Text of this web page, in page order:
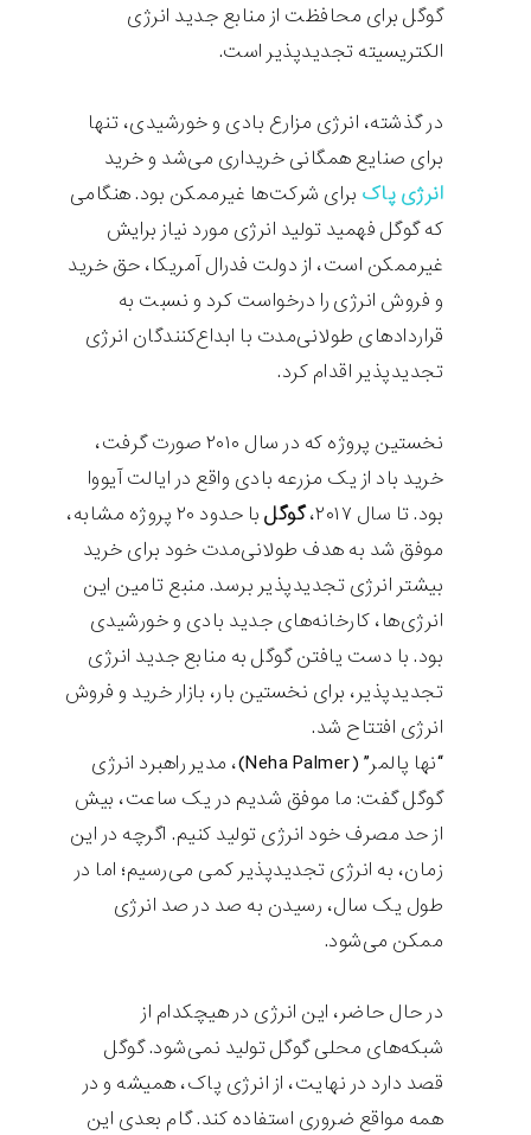
گوگل برای محافظت از منابع جدید انرژی
الکتریسیته تجدیدپذیر است.
در گذشته، انرژی مزارع بادی و خورشیدی، تنها
برای صنایع همگانی خریداری می‌شد و خرید
انرژی پاک برای شرکت‌ها غیرممکن بود. هنگامی
که گوگل فهمید تولید انرژی مورد نیاز برایش
غیرممکن است، از دولت فدرال آمریکا، حق خرید
و فروش انرژی را درخواست کرد و نسبت به
قراردادهای طولانی‌مدت با ابداع‌کنندگان انرژی
تجدیدپذیر اقدام کرد.
نخستین پروژه که در سال ۲۰۱۰ صورت گرفت،
خرید باد از یک مزرعه بادی واقع در ایالت آیووا
بود. تا سال ۲۰۱۷،
گوگل
با حدود ۲۰ پروژه مشابه،
موفق شد به هدف طولانی‌مدت خود برای خرید
بیشتر انرژی تجدیدپذیر برسد. منبع تامین این
انرژی‌ها، کارخانه‌های جدید بادی و خورشیدی
بود. با دست یافتن گوگل به منابع جدید انرژی
تجدیدپذیر، برای نخستین بار، بازار خرید و فروش
انرژی افتتاح شد.
“نها پالمر” (Neha Palmer)، مدیر راهبرد انرژی
گوگل گفت: ما موفق شدیم در یک ساعت، بیش
از حد مصرف خود انرژی تولید کنیم. اگرچه در این
زمان، به انرژی تجدیدپذیر کمی می‌رسیم؛ اما در
طول یک سال، رسیدن به صد در صد انرژی
ممکن می‌شود.
در حال حاضر، این انرژی در هیچکدام از
شبکه‌های محلی گوگل تولید نمی‌شود. گوگل
قصد دارد در نهایت، از انرژی پاک، همیشه و در
همه مواقع ضروری استفاده کند. گام بعدی این